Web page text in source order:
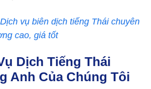
Dịch vụ biên dịch tiếng Thái chuyên
cao, giá tốt
Dịch Tiếng Thái
Anh Của Chúng Tôi